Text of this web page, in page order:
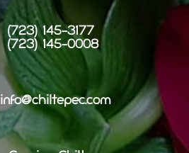
(723) 145-3177
(723) 145-0008
info@chiltepec.com